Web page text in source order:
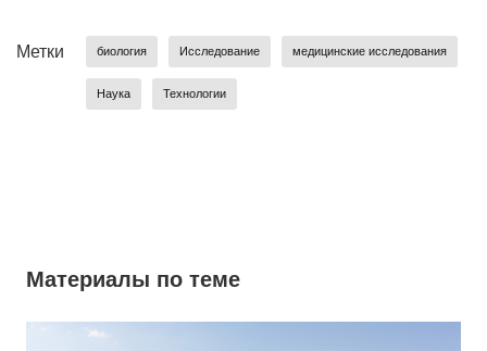
Метки биология Исследование медицинские исследования
Наука Технологии
Материалы по теме